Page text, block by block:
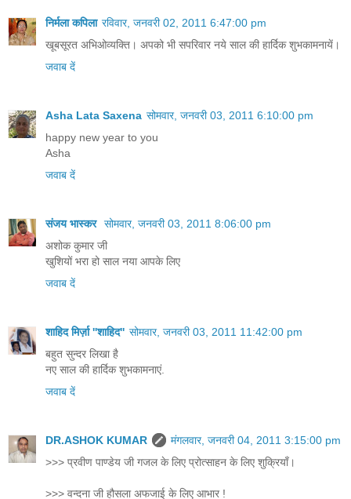
निर्मला कपिला रविवार, जनवरी 02, 2011 6:47:00 pm
खूबसूरत अभिओव्यक्ति। अपको भी सपरिवार नये साल की हार्दिक शुभकामनायें।
जवाब दें
Asha Lata Saxena सोमवार, जनवरी 03, 2011 6:10:00 pm
happy new year to you
Asha
जवाब दें
संजय भास्‍कर सोमवार, जनवरी 03, 2011 8:06:00 pm
अशोक कुमार जी
खुशियों भरा हो साल नया आपके लिए
जवाब दें
शाहिद मिर्ज़ा ''शाहिद'' सोमवार, जनवरी 03, 2011 11:42:00 pm
बहुत सुन्दर लिखा है
नए साल की हार्दिक शुभकामनाएं.
जवाब दें
DR.ASHOK KUMAR
मंगलवार, जनवरी 04, 2011 3:15:00 pm
>>> प्रवीण पाण्डेय जी गजल के लिए प्रोत्साहन के लिए शुक्रियाँ।
>>> वन्दना जी हौसला अफजाई के लिए आभार !